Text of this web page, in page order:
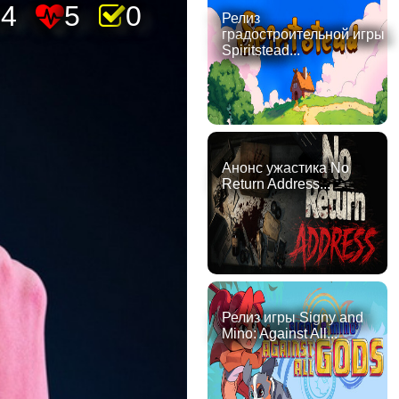
5 0
Релиз
градостроительной игры
Spiritstead...
Анонс ужастика No
Return Address...
Релиз игры Signy and
Mino: Against All...